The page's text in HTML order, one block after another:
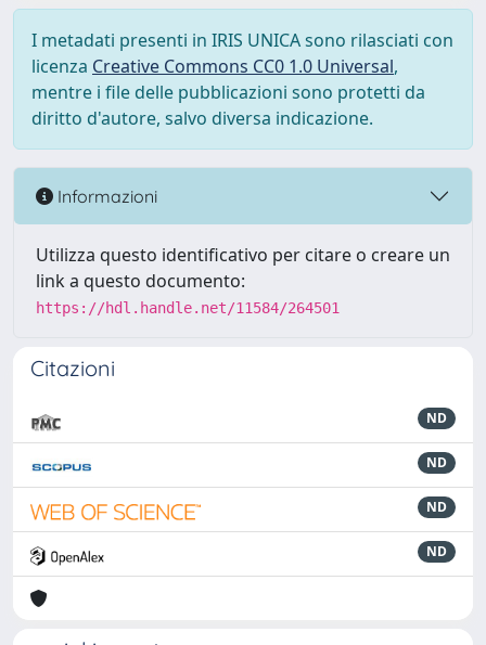
I metadati presenti in IRIS UNICA sono rilasciati con
licenza Creative Commons CC0 1.0 Universal,
mentre i file delle pubblicazioni sono protetti da
diritto d'autore, salvo diversa indicazione.
Informazioni
Utilizza questo identificativo per citare o creare un
link a questo documento:
https://hdl.handle.net/11584/264501
Citazioni
ND
ND
ND
ND